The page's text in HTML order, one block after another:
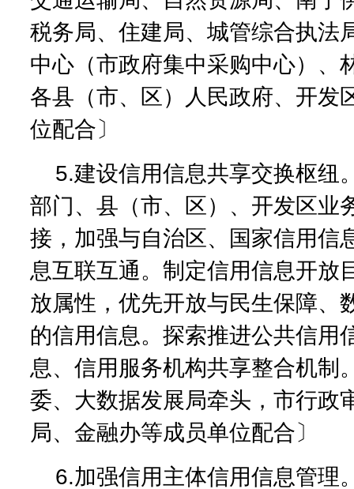
税务局、住建局、城管综合执法
中心（市政府集中采购中心）、
各县（市、区）人民政府、开发
位配合〕
5.建设信用信息共享交换枢纽
部门、县（市、区）、开发区业
接，加强与自治区、国家信用信
息互联互通。制定信用信息开放
放属性，优先开放与民生保障、
的信用信息。探索推进公共信用
息、信用服务机构共享整合机制
委、大数据发展局牵头，市行政
局、金融办等成员单位配合〕
6.加强信用主体信用信息管理